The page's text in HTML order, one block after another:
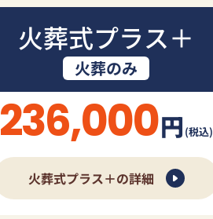
火葬式プラス＋
火葬のみ
236,000円 (税込)
火葬式プラス＋の詳細